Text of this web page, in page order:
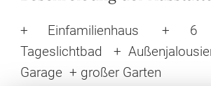
+ Einfamilienhaus + 6
Tageslichtbad
+
Garage + großer Garten